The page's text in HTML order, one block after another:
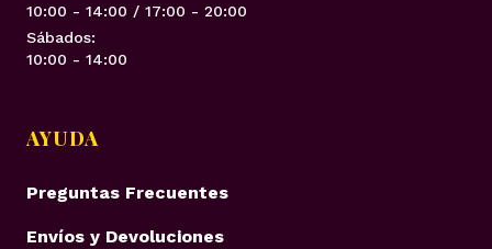
10:00 - 14:00 / 17:00 - 20:00
Sábados:
10:00 - 14:00
AYUDA
Preguntas Frecuentes
Envíos y Devoluciones